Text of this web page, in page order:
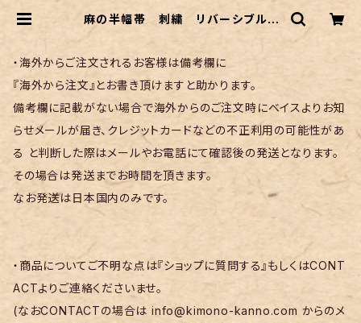
麻の半幅帯 刺繍 リバーシブル |
・海外からご注文されるお客様は備考欄に
『海外から注文』とお書き頂けますと助かります。
備考欄に記載がない場合で海外からのご注文時にベイスよりお知
らせメールが届き、クレジットカードなどの不正利用の可能性があ
る と判断した際はメールやお電話にて確認後の発送となります。
その場合は発送までお時間を頂きます。
なお発送は日本国内のみです。
・商品についてご不明な点は『ショップに質問する』もしくはCONT
ACTよりご連絡くださいませ。
(なおCONTACTの場合はinfo@kimono-kanno.com からのメ